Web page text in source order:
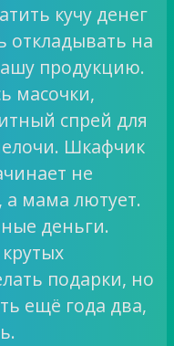
кучу денег
откладывать на
продукцию.
масочки,
спрей для
Шкафчик
не
мама лютует.
деньги.
подарки, но
ещё года два,